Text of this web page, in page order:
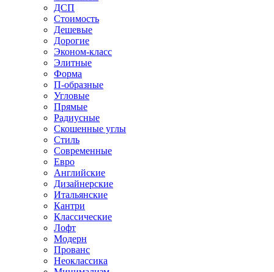
ДСП
Стоимость
Дешевые
Дорогие
Эконом-класс
Элитные
Форма
П-образные
Угловые
Прямые
Радиусные
Скошенные углы
Стиль
Современные
Евро
Английские
Дизайнерские
Итальянские
Кантри
Классические
Лофт
Модерн
Прованс
Неоклассика